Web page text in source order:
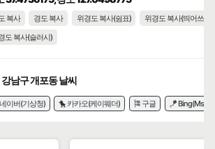
복사 경도 복사 위경도 복사(쉼표)
위경도 복사(띄어쓰기)
도 복사(슬러시)
강남구 개포동 날씨
이버(기상청) 🐤 카카오(케이웨더) 🎏 구글 🪁 Bing(Msn)